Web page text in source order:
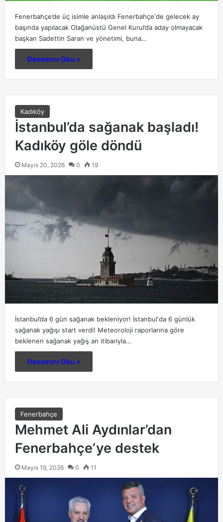
Fenerbahçe’de üç isimle anlaşıldı Fenerbahçe‘de gelecek ay
başında yapılacak Olağanüstü Genel Kurul’da aday olmayacak
başkan Sadettin Saran ve yönetimi, buna…
Devamını Oku »
Kadıköy
İstanbul’da sağanak başladı!
Kadıköy göle döndü
Mayıs 20, 2026 0 19
İstanbul’da 6 gün sağanak bekleniyor! İstanbul‘da 6 günlük
sağanak yağışı start verdi! Meteoroloji raporlarına göre
beklenen sağanak yağış an itibariyla…
Devamını Oku »
Fenerbahçe
Mehmet Ali Aydınlar’dan
Fenerbahçe’ye destek
Mayıs 19, 2026 0 11